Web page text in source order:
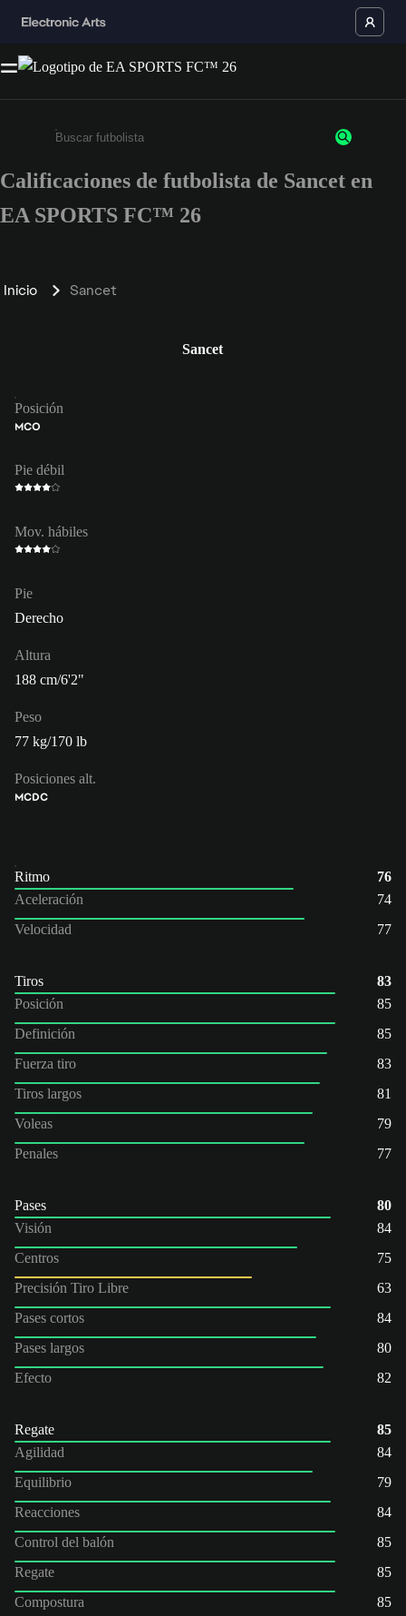
Ingresa un mínimo de 3 caracteres o números
Calificaciones de futbolista de Sancet en
EA SPORTS FC™ 26
Inicio Sancet
Sancet
Posición
MCO
Pie débil
Mov. hábiles
Pie
Derecho
Altura
188 cm/6'2"
Peso
77 kg/170 lb
Posiciones alt.
MCDC
Ritmo
76
Aceleración
74
Velocidad
77
Tiros
83
Posición
85
Definición
85
Fuerza tiro
83
Tiros largos
81
Voleas
79
Penales
77
Pases
80
Visión
84
Centros
75
Precisión Tiro Libre
63
Pases cortos
84
Pases largos
80
Efecto
82
Regate
85
Agilidad
84
Equilibrio
79
Reacciones
84
Control del balón
85
Regate
85
Compostura
85